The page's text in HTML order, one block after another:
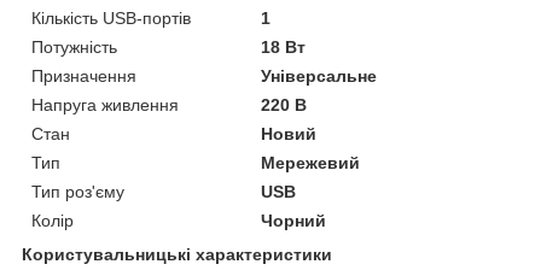
Кількість USB-портів
1
Потужність
18 Вт
Призначення
Універсальне
Напруга живлення
220 В
Стан
Новий
Тип
Мережевий
Тип роз'єму
USB
Колір
Чорний
Користувальницькі характеристики